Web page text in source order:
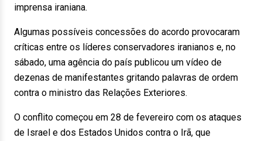
imprensa iraniana.
Algumas possíveis concessões do acordo provocaram
críticas entre os líderes conservadores iranianos e, no
sábado, uma agência do país publicou um vídeo de
dezenas de manifestantes gritando palavras de ordem
contra o ministro das Relações Exteriores.
O conflito começou em 28 de fevereiro com os ataques
de Israel e dos Estados Unidos contra o Irã, que